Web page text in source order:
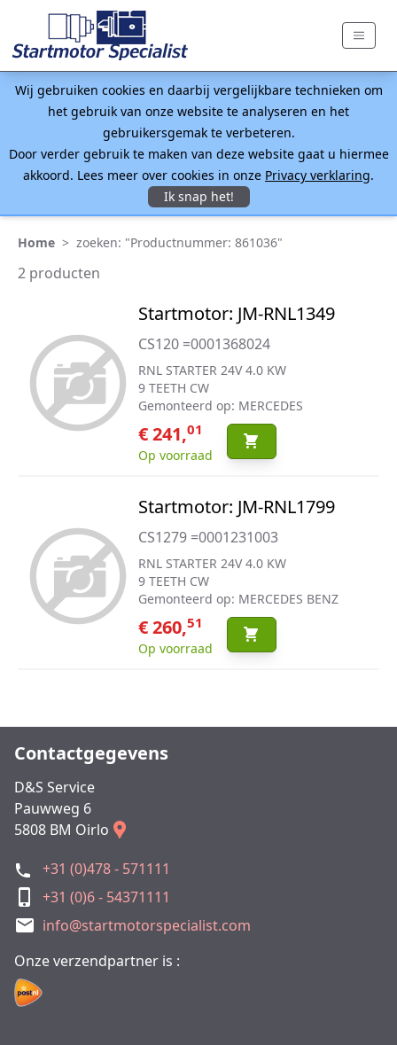
Wij gebruiken cookies en daarbij vergelijkbare technieken om
het gebruik van onze website te analyseren en het
gebruikersgemak te verbeteren.
Door verder gebruik te maken van deze website gaat u hiermee
akkoord. Lees meer over cookies in onze Privacy verklaring.
Ik snap het!
Home > zoeken: "Productnummer: 861036"
2 producten
Startmotor: JM-RNL1349
CS120 =0001368024
RNL STARTER 24V 4.0 KW
9 TEETH CW
Gemonteerd op: MERCEDES
€ 241,01
Op voorraad
Startmotor: JM-RNL1799
CS1279 =0001231003
RNL STARTER 24V 4.0 KW
9 TEETH CW
Gemonteerd op: MERCEDES BENZ
€ 260,51
Op voorraad
Contactgegevens
D&S Service
Pauwweg 6
5808 BM Oirlo
+31 (0)478 - 571111
+31 (0)6 - 54371111
info@startmotorspecialist.com
Onze verzendpartner is :